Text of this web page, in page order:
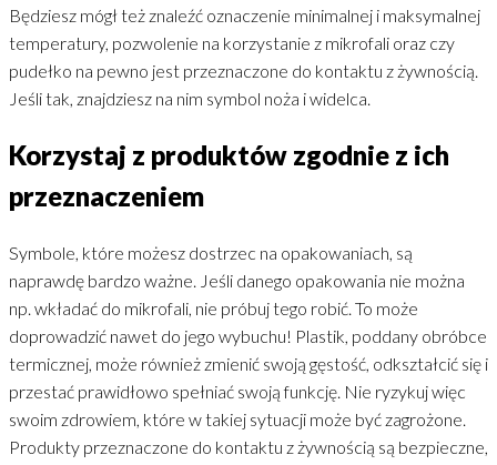
Będziesz mógł też znaleźć oznaczenie minimalnej i maksymalnej
temperatury, pozwolenie na korzystanie z mikrofali oraz czy
pudełko na pewno jest przeznaczone do kontaktu z żywnością.
Jeśli tak, znajdziesz na nim symbol noża i widelca.
Korzystaj z produktów zgodnie z ich
przeznaczeniem
Symbole, które możesz dostrzec na opakowaniach, są
naprawdę bardzo ważne. Jeśli danego opakowania nie można
np. wkładać do mikrofali, nie próbuj tego robić. To może
doprowadzić nawet do jego wybuchu! Plastik, poddany obróbce
termicznej, może również zmienić swoją gęstość, odkształcić się i
przestać prawidłowo spełniać swoją funkcję. Nie ryzykuj więc
swoim zdrowiem, które w takiej sytuacji może być zagrożone.
Produkty przeznaczone do kontaktu z żywnością są bezpieczne,